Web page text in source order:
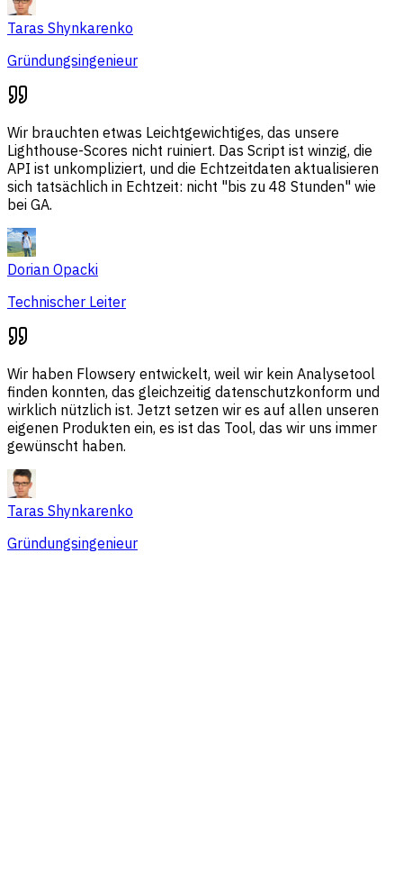
Taras Shynkarenko
Gründungsingenieur
Wir brauchten etwas Leichtgewichtiges, das unsere
Lighthouse-Scores nicht ruiniert. Das Script ist winzig, die
API ist unkompliziert, und die Echtzeitdaten aktualisieren
sich tatsächlich in Echtzeit: nicht "bis zu 48 Stunden" wie
bei GA.
Dorian Opacki
Technischer Leiter
Wir haben Flowsery entwickelt, weil wir kein Analysetool
finden konnten, das gleichzeitig datenschutzkonform und
wirklich nützlich ist. Jetzt setzen wir es auf allen unseren
eigenen Produkten ein, es ist das Tool, das wir uns immer
gewünscht haben.
Taras Shynkarenko
Gründungsingenieur
Übersicht Session-Probleme